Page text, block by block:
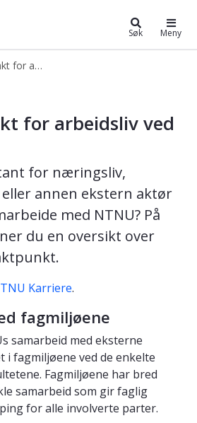
Søk Meny
Kontaktpunkt for arbeidsliv
arbeidsliv
for arbeidsliv ved
for næringsliv,
annen ekstern aktør
med NTNU? På
du en oversikt over
Karriere.
fagmiljøene
samarbeid med eksterne
fagmiljøene ved de enkelte
Fagmiljøene har bred
samarbeid som gir faglig
for alle involverte parter.